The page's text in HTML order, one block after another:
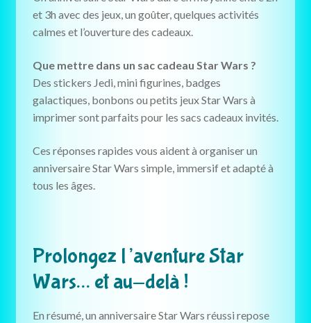
et 3h avec des jeux, un goûter, quelques activités
calmes et l’ouverture des cadeaux.
Que mettre dans un sac cadeau Star Wars ?
Des stickers Jedi, mini figurines, badges
galactiques, bonbons ou petits jeux Star Wars à
imprimer sont parfaits pour les sacs cadeaux invités.
Ces réponses rapides vous aident à organiser un
anniversaire Star Wars simple, immersif et adapté à
tous les âges.
Prolongez l’aventure Star
Wars… et au-delà !
En résumé, un anniversaire Star Wars réussi repose